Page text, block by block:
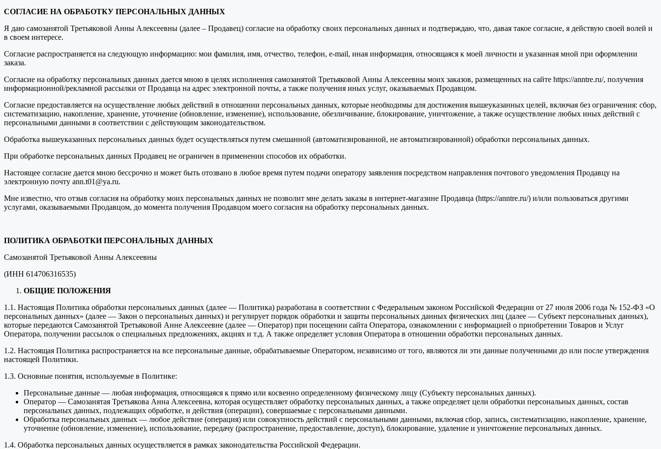
СОГЛАСИЕ НА ОБРАБОТКУ ПЕРСОНАЛЬНЫХ ДАННЫХ
Я даю самозанятой Третьяковой Анны Алексеевны (далее – Продавец) согласие на обработку своих персональных данных и подтверждаю, что, давая такое согласие, я действую своей волей и
в своем интересе.
Согласие распространяется на следующую информацию: мои фамилия, имя, отчество, телефон, e-mail, иная информация, относящаяся к моей личности и указанная мной при оформлении
заказа.
Согласие на обработку персональных данных дается мною в целях исполнения самозанятой Третьяковой Анны Алексеевны моих заказов, размещенных на сайте https://anntre.ru/, получения
информационной/рекламной рассылки от Продавца на адрес электронной почты, а также получения иных услуг, оказываемых Продавцом.
Согласие предоставляется на осуществление любых действий в отношении персональных данных, которые необходимы для достижения вышеуказанных целей, включая без ограничения: сбор,
систематизацию, накопление, хранение, уточнение (обновление, изменение), использование, обезличивание, блокирование, уничтожение, а также осуществление любых иных действий с
персональными данными в соответствии с действующим законодательством.
Обработка вышеуказанных персональных данных будет осуществляться путем смешанной (автоматизированной, не автоматизированной) обработки персональных данных.
При обработке персональных данных Продавец не ограничен в применении способов их обработки.
Настоящее согласие дается мною бессрочно и может быть отозвано в любое время путем подачи оператору заявления посредством направления почтового уведомления Продавцу на
электронную почту ann.t01@ya.ru.
Мне известно, что отзыв согласия на обработку моих персональных данных не позволит мне делать заказы в интернет-магазине Продавца (https://anntre.ru/) и/или пользоваться другими
услугами, оказываемыми Продавцом, до момента получения Продавцом моего согласия на обработку персональных данных.
ПОЛИТИКА ОБРАБОТКИ ПЕРСОНАЛЬНЫХ ДАННЫХ
Самозанятой Третьяковой Анны Алексеевны
(ИНН 614706316535)
ОБЩИЕ ПОЛОЖЕНИЯ
1.1. Настоящая Политика обработки персональных данных (далее — Политика) разработана в соответствии с Федеральным законом Российской Федерации от 27 июля 2006 года № 152-ФЗ «О
персональных данных» (далее — Закон о персональных данных) и регулирует порядок обработки и защиты персональных данных физических лиц (далее — Субъект персональных данных),
которые передаются Самозанятой Третьяковой Анне Алексеевне (далее — Оператор) при посещении сайта Оператора, ознакомлении с информацией о приобретении Товаров и Услуг
Оператора, получении рассылок о специальных предложениях, акциях и т.д. А также определяет условия Оператора в отношении обработки персональных данных.
1.2. Настоящая Политика распространяется на все персональные данные, обрабатываемые Оператором, независимо от того, являются ли эти данные полученными до или после утверждения
настоящей Политики.
1.3. Основные понятия, используемые в Политике:
Персональные данные — любая информация, относящаяся к прямо или косвенно определенному физическому лицу (Субъекту персональных данных).
Оператор — Самозанятая Третьякова Анна Алексеевна, которая осуществляет обработку персональных данных, а также определяет цели обработки персональных данных, состав
персональных данных, подлежащих обработке, и действия (операции), совершаемые с персональными данными.
Обработка персональных данных — любое действие (операция) или совокупность действий с персональными данными, включая сбор, запись, систематизацию, накопление, хранение,
уточнение (обновление, изменение), использование, передачу (распространение, предоставление, доступ), блокирование, удаление и уничтожение персональных данных.
1.4. Обработка персональных данных осуществляется в рамках законодательства Российской Федерации.